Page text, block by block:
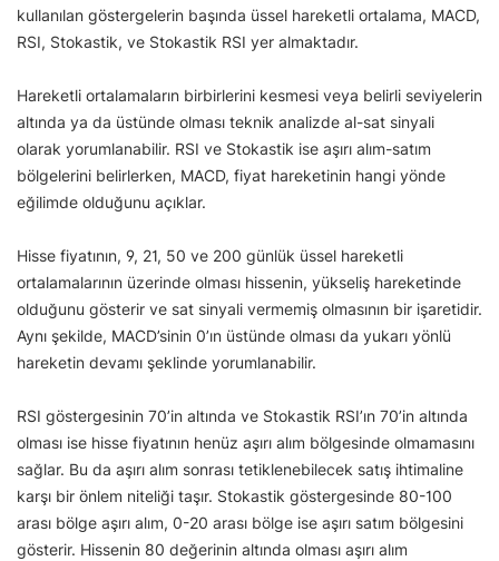
kullanılan göstergelerin başında üssel hareketli ortalama, MACD,
RSI, Stokastik, ve Stokastik RSI yer almaktadır.
Hareketli ortalamaların birbirlerini kesmesi veya belirli seviyelerin
altında ya da üstünde olması teknik analizde al-sat sinyali
olarak yorumlanabilir. RSI ve Stokastik ise aşırı alım-satım
bölgelerini belirlerken, MACD, fiyat hareketinin hangi yönde
eğilimde olduğunu açıklar.
Hisse fiyatının, 9, 21, 50 ve 200 günlük üssel hareketli
ortalamalarının üzerinde olması hissenin, yükseliş hareketinde
olduğunu gösterir ve sat sinyali vermemiş olmasının bir işaretidir.
Aynı şekilde, MACD’sinin 0’ın üstünde olması da yukarı yönlü
hareketin devamı şeklinde yorumlanabilir.
RSI göstergesinin 70’in altında ve Stokastik RSI’ın 70’in altında
olması ise hisse fiyatının henüz aşırı alım bölgesinde olmamasını
sağlar. Bu da aşırı alım sonrası tetiklenebilecek satış ihtimaline
karşı bir önlem niteliği taşır. Stokastik göstergesinde 80-100
arası bölge aşırı alım, 0-20 arası bölge ise aşırı satım bölgesini
gösterir. Hissenin 80 değerinin altında olması aşırı alım